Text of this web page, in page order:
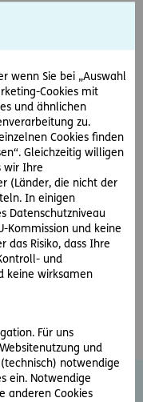
wenn Sie bei „Auswahl
Cookies mit
und ähnlichen
zu.
Cookies finden
Gleichzeitig willigen
wir Ihre
(Länder, die nicht der
In einigen
Datenschutzniveau
Kommission und keine
das Risiko, dass Ihre
und
keine wirksamen
Für uns
und
notwendige
ein. Notwendige
anderen Cookies
Flex
Europa
Konservativ